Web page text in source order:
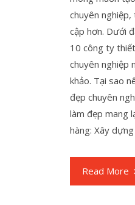
chuyên
cập hơn. Dưới
10 công ty
chuyên nghiệp
khảo. Tại sao
đẹp chuyên
làm đẹp mang
hàng: Xây
Read More